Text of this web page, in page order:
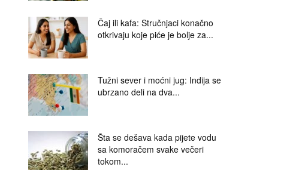
Čaj ili kafa: Stručnjaci konačno
otkrivaju koje piće je bolje za...
Tužni sever i moćni jug: Indija se
ubrzano deli na dva...
Šta se dešava kada pijete vodu
sa komoračem svake večeri
tokom...